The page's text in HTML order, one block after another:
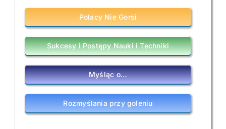
Polacy Nie Gorsi
Sukcesy i Postępy Nauki i Techniki
Myśląc o…
Rozmyślania przy goleniu